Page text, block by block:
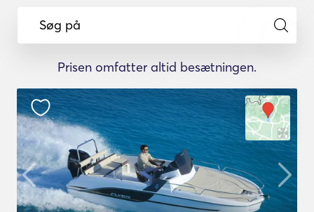
Søg på
Prisen omfatter altid besætningen.